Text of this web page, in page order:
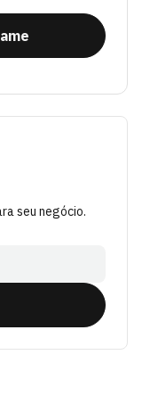
seu negócio.